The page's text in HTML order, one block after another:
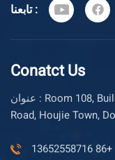
تابعنا :
Conatct Us
عنوان : Room 108, Building 2, No. 763, Houjie Section, Guantai
Road, Houjie Town,